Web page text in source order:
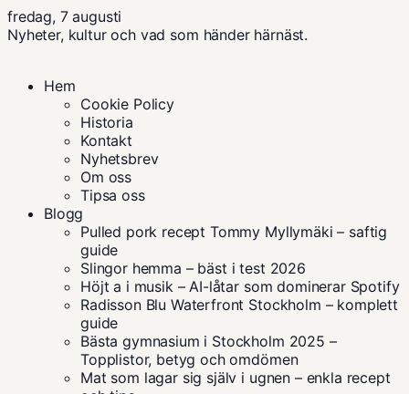
fredag, 7 augusti
Nyheter, kultur och vad som händer härnäst.
Hem
Cookie Policy
Historia
Kontakt
Nyhetsbrev
Om oss
Tipsa oss
Blogg
Pulled pork recept Tommy Myllymäki – saftig
guide
Slingor hemma – bäst i test 2026
Höjt a i musik – AI-låtar som dominerar Spotify
Radisson Blu Waterfront Stockholm – komplett
guide
Bästa gymnasium i Stockholm 2025 –
Topplistor, betyg och omdömen
Mat som lagar sig själv i ugnen – enkla recept